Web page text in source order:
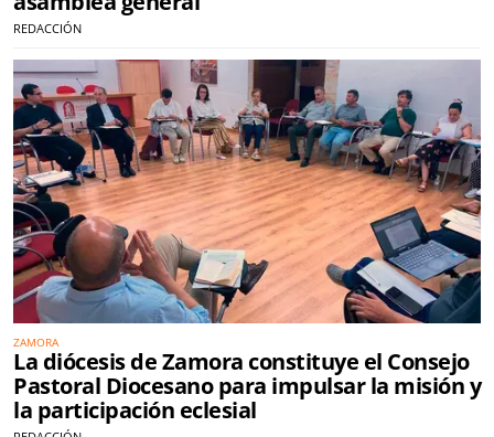
REDACCIÓN
ZAMORA
La diócesis de Zamora constituye el Consejo
Pastoral Diocesano para impulsar la misión y
la participación eclesial